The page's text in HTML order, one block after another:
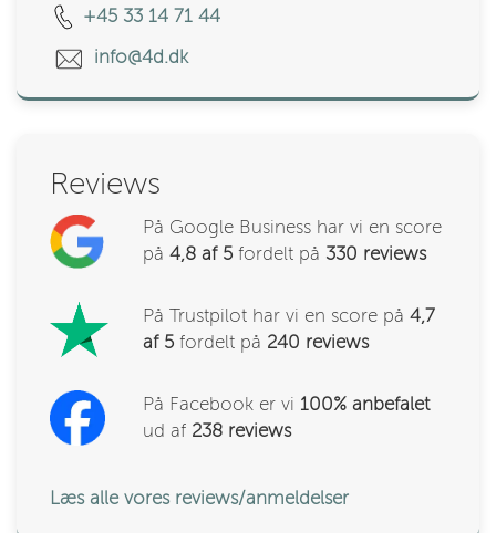
+45 33 14 71 44
info@4d.dk
Reviews
På Google Business har vi en score
på 4,8 af 5 fordelt på 330 reviews
På Trustpilot har vi en score på 4,7
af 5 fordelt på 240 reviews
På Facebook er vi 100% anbefalet
ud af 238 reviews
Læs alle vores reviews/anmeldelser